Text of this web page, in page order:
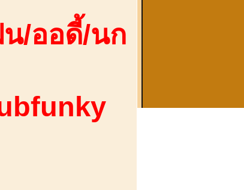
/ออดี้/นก